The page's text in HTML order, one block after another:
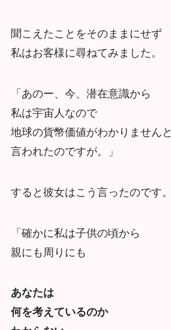
聞こえたことをそのままにせず
私はお客様に尋ねてみました。
「あのー、今、潜在意識から
私は宇宙人なので
地球の貨幣価値がわかりませんと
言われたのですが。」
すると彼女はこう言ったのです。
「確かに私は子供の頃から
親にも周りにも
あなたは
何を考えているのか